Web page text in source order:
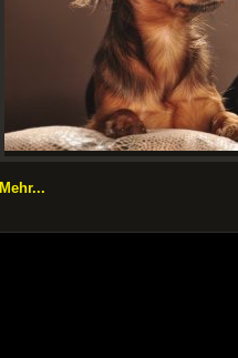
Mehr...